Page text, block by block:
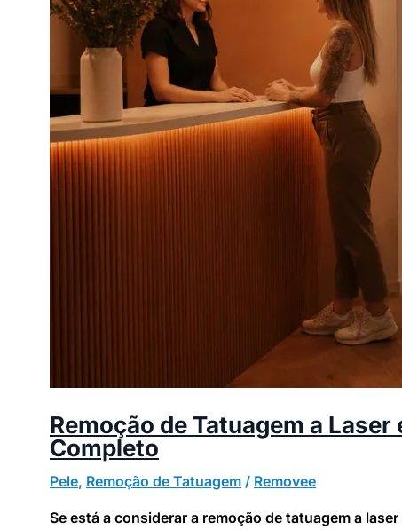
Remoção de Tatuagem a
Completo
Pele, Remoção de Tatuagem / Removee
Se está a considerar a remoção de tatuagem a